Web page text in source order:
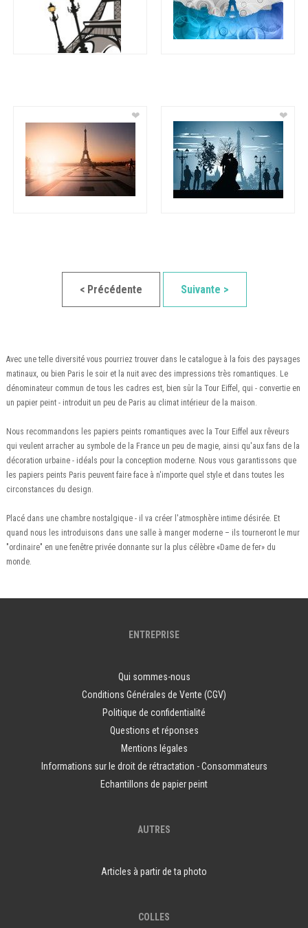
❤ ❤
< Précédente Suivante >
Avec une telle diversité vous pourriez trouver dans le catalogue à la fois des paysages
matinaux, ou bien Paris le soir et la nuit avec des impressions très romantiques. Le
dénominateur commun de tous les cadres est, bien sûr la Tour Eiffel, qui - convertie en
un papier peint - introduit un peu de Paris au climat intérieur de la maison.
Nous recommandons les papiers peints romantiques avec la Tour Eiffel aux rêveurs
qui veulent arracher au symbole de la France un peu de magie, ainsi qu'aux fans de la
décoration urbaine - idéals pour la conception moderne. Nous vous garantissons que
les papiers peints Paris peuvent faire face à n'importe quel style et dans toutes les
circonstances du design.
Placé dans une chambre nostalgique - il va créer l'atmosphère intime désirée. Et
quand nous les introduisons dans une salle à manger moderne – ils tourneront le mur
"ordinaire" en une fenêtre privée donnante sur la plus célèbre «Dame de fer» du
monde.
ENTREPRISE
Qui sommes-nous
Conditions Générales de Vente (CGV)
Politique de confidentialité
Questions et réponses
Mentions légales
Informations sur le droit de rétractation - Consommateurs
Echantillons de papier peint
AUTRES
Articles à partir de ta photo
COLLES